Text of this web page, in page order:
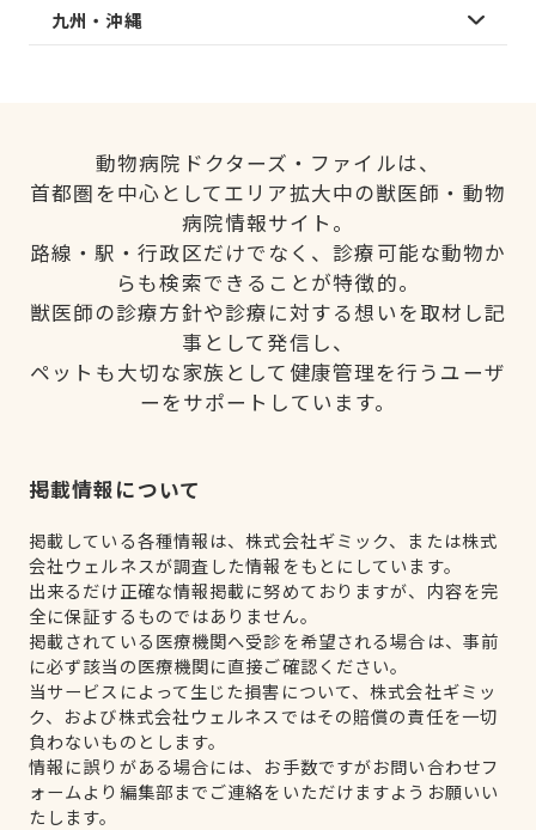
九州・沖縄
動物病院ドクターズ・ファイルは、
首都圏を中心としてエリア拡大中の獣医師・動物
病院情報サイト。
路線・駅・行政区だけでなく、診療可能な動物か
らも検索できることが特徴的。
獣医師の診療方針や診療に対する想いを取材し記
事として発信し、
ペットも大切な家族として健康管理を行うユーザ
ーをサポートしています。
掲載情報について
掲載している各種情報は、株式会社ギミック、または株式
会社ウェルネスが調査した情報をもとにしています。
出来るだけ正確な情報掲載に努めておりますが、内容を完
全に保証するものではありません。
掲載されている医療機関へ受診を希望される場合は、事前
に必ず該当の医療機関に直接ご確認ください。
当サービスによって生じた損害について、株式会社ギミッ
ク、および株式会社ウェルネスではその賠償の責任を一切
負わないものとします。
情報に誤りがある場合には、お手数ですがお問い合わせフ
ォームより編集部までご連絡をいただけますようお願いい
たします。